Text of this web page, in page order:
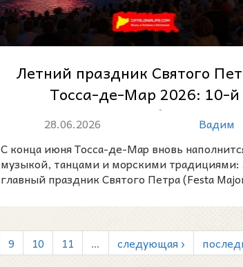
Летний праздник Святого
Тосса-де-Мар 2026: 10-й
фестиваль румбы,
28.06.2026
Вадим
С конца июня Тосса-де-Мар вновь
музыкой, танцами и морскими
главный праздник Святого Петра (Festa
9 10 11 … следующая ›